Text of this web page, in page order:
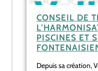
CONSEIL DE
PISCINES ET
Depuis sa création,